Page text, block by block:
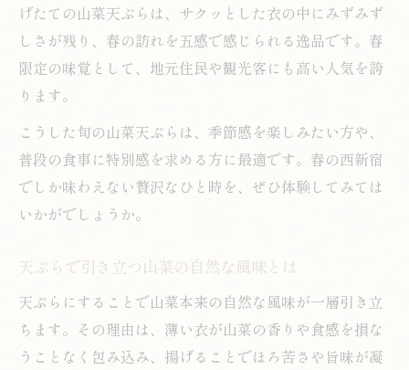
西新宿で旬を味わう山菜天ぷらの魅力
山菜天ぷらの美味しさを引き出す秘訣
天ぷらで味わう山菜の新鮮な食感
感
香り豊かな山菜天ぷらが紡ぐ西新宿の春
山菜天ぷらで感じる春の訪れと西新宿の風
情
香りと食感を楽しむ山菜天ぷらの選び方
西新宿で体験する山菜天ぷらの贅沢時間
山菜天ぷらが引き立てる春の味覚の魅力
げたての山菜天ぷらは、サクッとした衣の中にみずみず
しさが残り、春の訪れを五感で感じられる逸品です。春
限定の味覚として、地元住民や観光客にも高い人気を誇
ります。
こうした旬の山菜天ぷらは、季節感を楽しみたい方や、
普段の食事に特別感を求める方に最適です。春の西新宿
でしか味わえない贅沢なひと時を、ぜひ体験してみては
いかがでしょうか。
天ぷらで引き立つ山菜の自然な風味とは
天ぷらにすることで山菜本来の自然な風味が一層引き立
ちます。その理由は、薄い衣が山菜の香りや食感を損な
うことなく包み込み、揚げることでほろ苦さや旨味が凝